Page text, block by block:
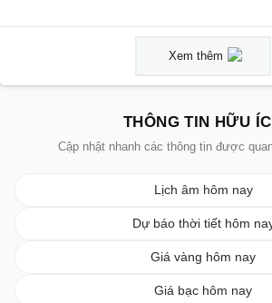
Xem thêm
THÔNG TIN HỮU
Cập nhật nhanh các thông tin được
Lịch âm hôm nay
Dự báo thời tiết hôm
Giá vàng hôm nay
Giá bạc hôm nay